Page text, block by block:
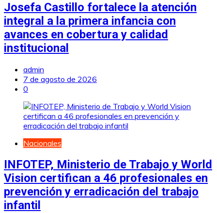
Josefa Castillo fortalece la atención
integral a la primera infancia con
avances en cobertura y calidad
institucional
admin
7 de agosto de 2026
0
Nacionales
INFOTEP, Ministerio de Trabajo y World
Vision certifican a 46 profesionales en
prevención y erradicación del trabajo
infantil